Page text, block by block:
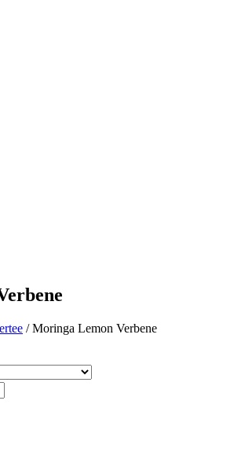
/ Moringa Lemon Verbene